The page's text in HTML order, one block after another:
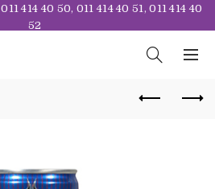
011 414 40 50, 011 414 40 51,011 414 40
52